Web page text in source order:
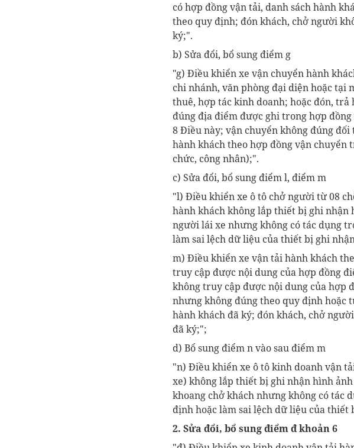
cóhợp đồng vận tải, danh sách hành
theo quy định; đón khách, chở người
ký;".
b) Sửa đổi, bổ sung điểm g
"g) Điều khiển xe vận chuyển hành
chi nhánh, văn phòng đại diện hoặc tại
thuê, hợp tác kinh doanh; hoặc đón, trả
đúng địa điểm được ghi trong hợp đồng
8 Điều này; vận chuyển không đúng
hành khách theo hợp đồng vận chuyển
chức, công nhân);".
c) Sửa đổi, bổ sung điểm l, điểm m
"l) Điều khiển xe ô tô chở người từ 08
hành khách không lắp thiết bị ghi nhận
người lái xe nhưng không có tác dụng
làm sai lệch dữ liệu củathiết bị ghi
m) Điều khiển xe vận tải hành khách
truy cập được nội dung của hợp đồng
không truy cập được nội dung của hợp
nhưng không đúng theo quy định hoặc
hành khách đã ký; đón khách, chở
đã ký;";
d) Bổ sung điểm n vào sau điểm m
"n) Điều khiển xe ô tôkinh doanh vận
xe) không lắp thiết bị ghi nhận hình ảnh
khoang chở kháchnhưngkhông có tác
địnhhoặc làm sai lệch dữ liệu củathiết
2. Sửa đổi, bổ sung điểm đ khoản 6